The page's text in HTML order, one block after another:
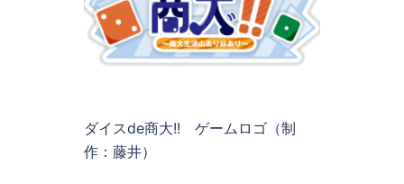
ダイスde商大!! ゲームロゴ（制
作：藤井）